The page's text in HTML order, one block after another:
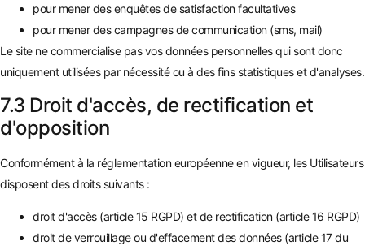
pour mener des enquêtes de satisfaction facultatives
pour mener des campagnes de communication (sms, mail)
Le site ne commercialise pas vos données personnelles qui sont donc
uniquement utilisées par nécessité ou à des fins statistiques et d'analyses.
7.3 Droit d'accès, de rectification et
d'opposition
Conformément à la réglementation européenne en vigueur, les Utilisateurs
disposent des droits suivants :
droit d'accès (article 15 RGPD) et de rectification (article 16 RGPD)
droit de verrouillage ou d'effacement des données (article 17 du